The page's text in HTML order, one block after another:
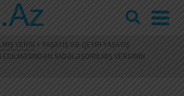
VERGI » YAŞAYIŞ VƏ QEYRI-YAŞAYIŞ
SADƏLƏŞDIRILMIŞ VERGININ